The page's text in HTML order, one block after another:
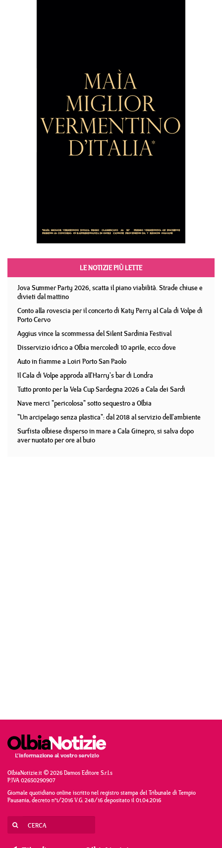
LE NOTIZIE PIÙ LETTE
Jova Summer Party 2026, scatta il piano viabilità. Strade chiuse e
divieti dal mattino
Conto alla rovescia per il concerto di Katy Perry al Cala di Volpe di
Porto Cervo
Aggius vince la scommessa del Silent Sardinia Festival
Disservizio idrico a Olbia mercoledì 10 aprile, ecco dove
Auto in fiamme a Loiri Porto San Paolo
Il Cala di Volpe approda all'Harry's bar di Londra
Tutto pronto per la Vela Cup Sardegna 2026 a Cala dei Sardi
Nave merci "pericolosa" sotto sequestro a Olbia
"Un arcipelago senza plastica": dal 2018 al servizio dell'ambiente
Surfista olbiese disperso in mare a Cala Ginepro, si salva dopo
aver nuotato per ore al buio
OlbiaNotizie.it © 2026 Damos Editore S.r.l.s
P.IVA 02650290907
Giornale quotidiano online iscritto nel registro stampa del Tribunale di Tempio
Pausania, decreto n°1/2016 V.G. 248/16 depositato il 01.04.2016